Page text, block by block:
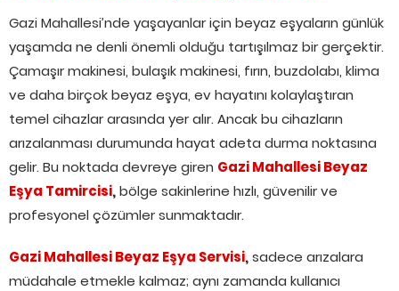
Gazi Mahallesi’nde yaşayanlar için beyaz eşyaların günlük
yaşamda ne denli önemli olduğu tartışılmaz bir gerçektir.
Çamaşır makinesi, bulaşık makinesi, fırın, buzdolabı, klima
ve daha birçok beyaz eşya, ev hayatını kolaylaştıran
temel cihazlar arasında yer alır. Ancak bu cihazların
arızalanması durumunda hayat adeta durma noktasına
gelir. Bu noktada devreye giren Gazi Mahallesi Beyaz
Eşya Tamircisi,bölge sakinlerine hızlı, güvenilir ve
profesyonel çözümler sunmaktadır.
Gazi Mahallesi Beyaz Eşya Servisi,sadece arızalara
müdahale etmekle kalmaz; aynı zamanda kullanıcı